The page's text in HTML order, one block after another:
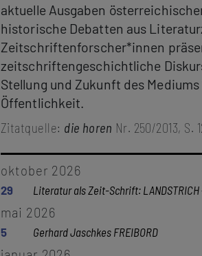
aktuelle Ausgaben
historische Debatten aus
Zeitschriftenforscher*innen
zeitschriftengeschichtliche
Stellung und Zukunft des
Öffentlichkeit.
Zitatquelle: die horen Nr. 250/2013, S.
oktober 2026
29 Literatur als Zeit-Schrift: LANDSTRICH
mai 2026
5 Gerhard Jaschkes FREIBORD